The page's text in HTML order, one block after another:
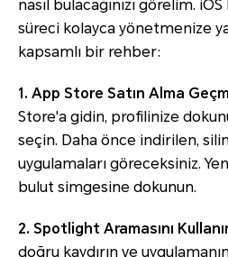
nasıl bulacağınızı görelim.
süreci kolayca yönetmenize
kapsamlı bir rehber:
1. App Store Satın Alma
Store'a gidin, profilinize
seçin. Daha önce indirilen,
uygulamaları göreceksiniz.
bulut simgesine dokunun.
2. Spotlight Aramasını
doğru kaydırın ve